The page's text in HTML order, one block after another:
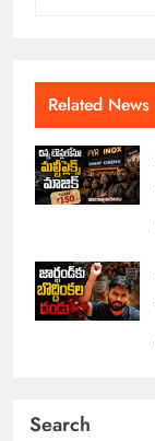
Related News
Search